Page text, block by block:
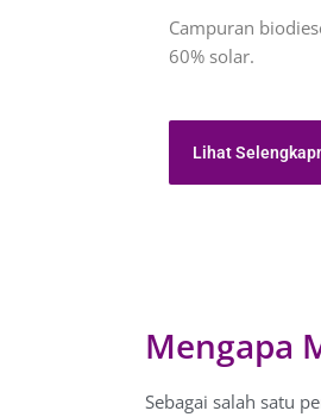
Campuran
60% solar.
Lihat
Mengapa
Sebagai salah satu